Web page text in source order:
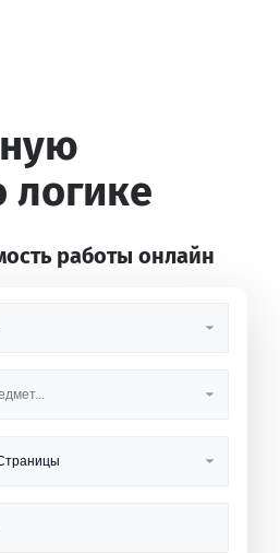
логике
работы онлайн